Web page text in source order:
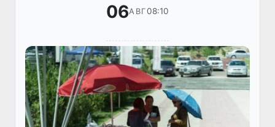
06АВГ08:10